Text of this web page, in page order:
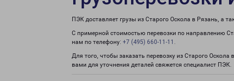
ПЭК доставляет грузы из Старого Оскола в Рязань, а
С примерной стоимостью перевозки по направлению
нам по телефону: +7 (495) 660-11-11 .
Для того, чтобы заказать перевозку из Старого
вами для уточнения деталей свяжется специалист ПЭК.